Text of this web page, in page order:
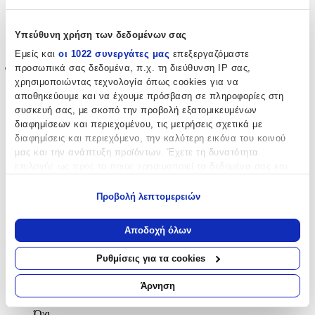
Υπεύθυνη χρήση των δεδομένων σας
Εμείς και οι 1022 συνεργάτες μας επεξεργαζόμαστε
προσωπικά σας δεδομένα, π.χ. τη διεύθυνση IP σας,
χρησιμοποιώντας τεχνολογία όπως cookies για να
αποθηκεύουμε και να έχουμε πρόσβαση σε πληροφορίες στη
συσκευή σας, με σκοπό την προβολή εξατομικευμένων
διαφημίσεων και περιεχομένου, τις μετρήσεις σχετικά με
διαφημίσεις και περιεχόμενο, την καλύτερη εικόνα του κοινού
μας και την ανάπτυξη προϊόντων. Έχετε τη δυνατότητα
Να συλλέξουμε πληροφορίες σχετικά με τη γεωγραφική
σας τοποθεσία, οι οποίες μπορεί να είναι ακριβείς σε
απόσταση μερικών μέτρων
Να αναγνωρίσουμε τη συσκευή σας σαρώνοντας ενεργά
για συγκεκριμένα χαρακτηριστικά (δακτυλικό αποτύπωμα)
Μάθετε περισσότερα σχετικά με τον τρόπο επεξεργασίας των
προσωπικών σας δεδομένων και καθορίστε τις προτιμήσεις σας
Προβολή λεπτομερειών
Αποδοχή όλων
Ρυθμίσεις για τα cookies
Άρνηση
Τοίχου
Έξτρα Χαρακτηριστικά
Αφρώδες:
Όχι
Βινυλίου
Όχι
Φωσφοριζέ:
3D